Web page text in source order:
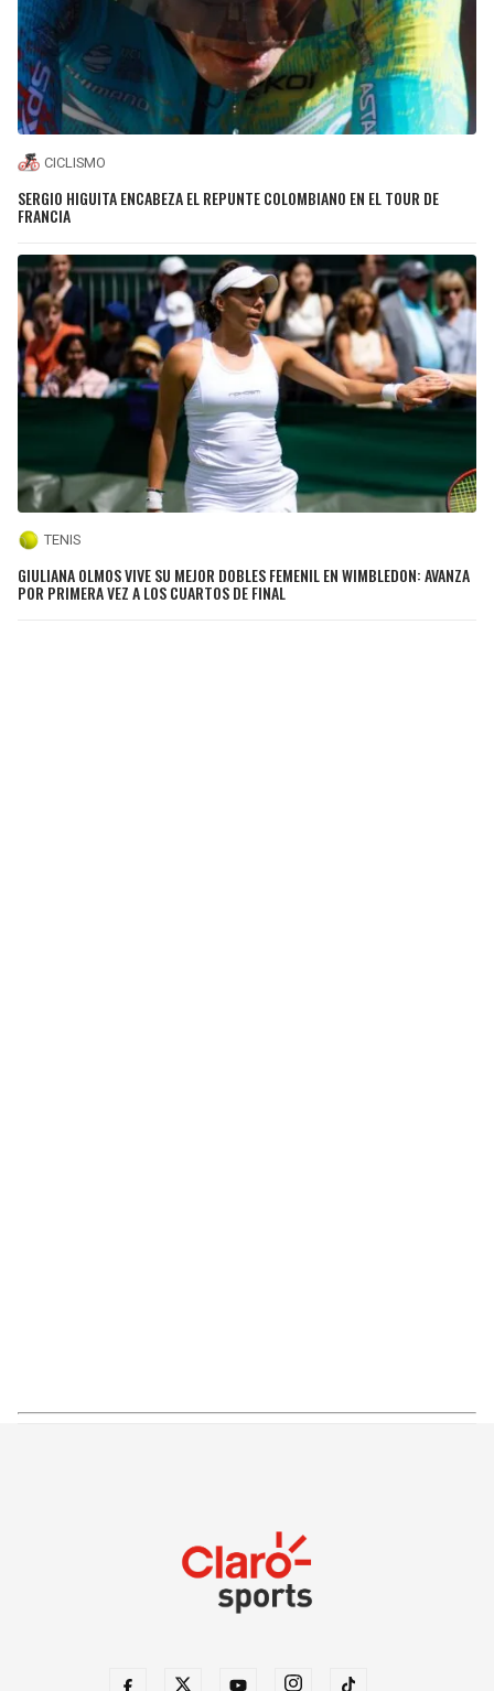
CICLISMO
SERGIO HIGUITA ENCABEZA EL REPUNTE COLOMBIANO EN EL TOUR DE
FRANCIA
TENIS
GIULIANA OLMOS VIVE SU MEJOR DOBLES FEMENIL EN WIMBLEDON: AVANZA
POR PRIMERA VEZ A LOS CUARTOS DE FINAL